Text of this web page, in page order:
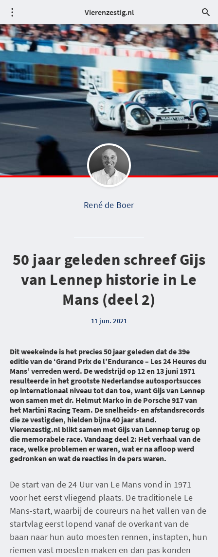
Vierenzestig.nl
René de Boer
50 jaar geleden schreef Gijs
van Lennep historie in Le
Mans (deel 2)
11 jun. 2021
Dit weekeinde is het precies 50 jaar geleden dat de 39e
editie van de ‘Grand Prix de l’Endurance – Les 24 Heures du
Mans’ verreden werd. De wedstrijd op 12 en 13 juni 1971
resulteerde in het grootste Nederlandse autosportsucces
op internationaal niveau tot dan toe, want Gijs van Lennep
won samen met dr. Helmut Marko in de Porsche 917 van
het Martini Racing Team. De snelheids- en afstandsrecords
die ze vestigden, hielden bijna 40 jaar stand.
Vierenzestig.nl blikt samen met Gijs van Lennep terug op
die memorabele race. Vandaag deel 2: Het verhaal van de
race, welke problemen er waren, wat er na afloop werd
gedronken en wat de reacties in de pers waren.
De start van de 24 Uur van Le Mans vond in 1971
voor het eerst vliegend plaats. De traditionele Le
Mans-start, waarbij de coureurs na het vallen van de
startvlag eerst lopend vanaf de overkant van de
baan naar hun auto moesten rennen, instapten, hun
riemen vast moesten maken en dan pas konden